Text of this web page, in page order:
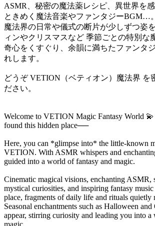
ASMR、秘密の魔法薬レシピ、異世界を
ときめく魔法音楽やファンタジーBGM…
魔法界の日常や儀式の断片が少しずつ姿
ィンやクリスマスなど 季節ごとの特別な
奇心をくすぐり、余韻に満ちたファンタ
れします。
どうぞ VETION（ベティオン）魔法界 を
ださい。
Welcome to VETION Magic Fantasy World
found this hidden place──
Here, you can *glimpse into* the little-known
VETION. With ASMR whispers and
guided into a world of fantasy and magic.
Cinematic magical visions, enchanting ASMR,
mystical curiosities, and inspiring fantasy
place, fragments of daily life and rituals quietly
Seasonal enchantments such as Halloween and
appear, stirring curiosity and leading you into
magic.